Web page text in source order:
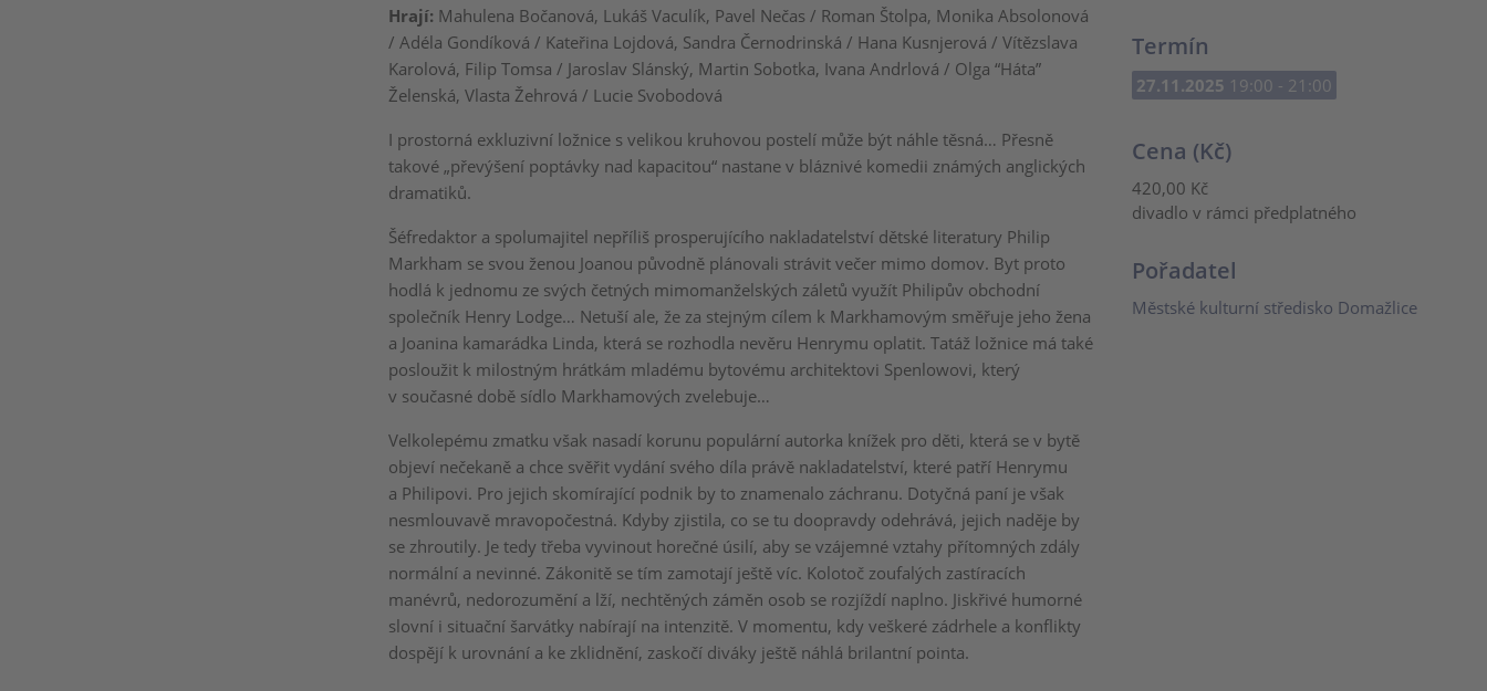
Hrají: Mahulena Bočanová, Lukáš Vaculík, Pavel Nečas / Roman Štolpa, Monika Absolonová
/ Adéla Gondíková / Kateřina Lojdová, Sandra Černodrinská / Hana Kusnjerová / Vítězslava
Karolová, Filip Tomsa / Jaroslav Slánský, Martin Sobotka, Ivana Andrlová / Olga “Háta”
Želenská, Vlasta Žehrová / Lucie Svobodová
I prostorná exkluzivní ložnice s velikou kruhovou postelí může být náhle těsná… Přesně
takové „převýšení poptávky nad kapacitou“ nastane v bláznivé komedii známých anglických
dramatiků.
Šéfredaktor a spolumajitel nepříliš prosperujícího nakladatelství dětské literatury Philip
Markham se svou ženou Joanou původně plánovali strávit večer mimo domov. Byt proto
hodlá k jednomu ze svých četných mimomanželských záletů využít Philipův obchodní
společník Henry Lodge… Netuší ale, že za stejným cílem k Markhamovým směřuje jeho žena
a Joanina kamarádka Linda, která se rozhodla nevěru Henrymu oplatit. Tatáž ložnice má také
posloužit k milostným hrátkám mladému bytovému architektovi Spenlowovi, který
v současné době sídlo Markhamových zvelebuje…
Velkolepému zmatku však nasadí korunu populární autorka knížek pro děti, která se v bytě
objeví nečekaně a chce svěřit vydání svého díla právě nakladatelství, které patří Henrymu
a Philipovi. Pro jejich skomírající podnik by to znamenalo záchranu. Dotyčná paní je však
nesmlouvavě mravopočestná. Kdyby zjistila, co se tu doopravdy odehrává, jejich naděje by
se zhroutily. Je tedy třeba vyvinout horečné úsilí, aby se vzájemné vztahy přítomných zdály
normální a nevinné. Zákonitě se tím zamotají ještě víc. Kolotoč zoufalých zastíracích
manévrů, nedorozumění a lží, nechtěných záměn osob se rozjíždí naplno. Jiskřivé humorné
slovní i situační šarvátky nabírají na intenzitě. V momentu, kdy veškeré zádrhele a konflikty
dospějí k urovnání a ke zklidnění, zaskočí diváky ještě náhlá brilantní pointa.
Termín
27.11.2025 19:00 - 21:00
Cena (Kč)
420,00 Kč
divadlo v rámci předplatného
Pořadatel
Městské kulturní středisko Domažlice